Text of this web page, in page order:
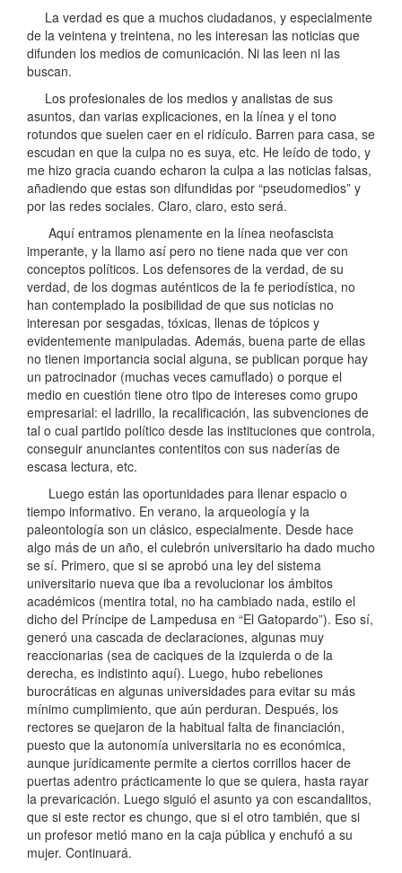
La verdad es que a muchos ciudadanos, y especialmente
de la veintena y treintena, no les interesan las noticias que
difunden los medios de comunicación. Ni las leen ni las
buscan.
Los profesionales de los medios y analistas de sus
asuntos, dan varias explicaciones, en la línea y el tono
rotundos que suelen caer en el ridículo. Barren para casa, se
escudan en que la culpa no es suya, etc. He leído de todo, y
me hizo gracia cuando echaron la culpa a las noticias falsas,
añadiendo que estas son difundidas por “pseudomedios” y
por las redes sociales. Claro, claro, esto será.
Aquí entramos plenamente en la línea neofascista
imperante, y la llamo así pero no tiene nada que ver con
conceptos políticos. Los defensores de la verdad, de su
verdad, de los dogmas auténticos de la fe periodística, no
han contemplado la posibilidad de que sus noticias no
interesan por sesgadas, tóxicas, llenas de tópicos y
evidentemente manipuladas. Además, buena parte de ellas
no tienen importancia social alguna, se publican porque hay
un patrocinador (muchas veces camuflado) o porque el
medio en cuestión tiene otro tipo de intereses como grupo
empresarial: el ladrillo, la recalificación, las subvenciones de
tal o cual partido político desde las instituciones que controla,
conseguir anunciantes contentitos con sus naderías de
escasa lectura, etc.
Luego están las oportunidades para llenar espacio o
tiempo informativo. En verano, la arqueología y la
paleontología son un clásico, especialmente. Desde hace
algo más de un año, el culebrón universitario ha dado mucho
se sí. Primero, que si se aprobó una ley del sistema
universitario nueva que iba a revolucionar los ámbitos
académicos (mentira total, no ha cambiado nada, estilo el
dicho del Príncipe de Lampedusa en “El Gatopardo”). Eso sí,
generó una cascada de declaraciones, algunas muy
reaccionarias (sea de caciques de la izquierda o de la
derecha, es indistinto aquí). Luego, hubo rebeliones
burocráticas en algunas universidades para evitar su más
mínimo cumplimiento, que aún perduran. Después, los
rectores se quejaron de la habitual falta de financiación,
puesto que la autonomía universitaria no es económica,
aunque jurídicamente permite a ciertos corrillos hacer de
puertas adentro prácticamente lo que se quiera, hasta rayar
la prevaricación. Luego siguió el asunto ya con escandalitos,
que si este rector es chungo, que si el otro también, que si
un profesor metió mano en la caja pública y enchufó a su
mujer. Continuará.